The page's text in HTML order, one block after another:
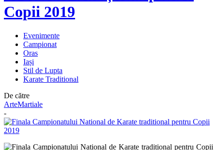
Copii 2019
Evenimente
Campionat
Oras
Iași
Stil de Lupta
Karate Traditional
De către
ArteMartiale
-